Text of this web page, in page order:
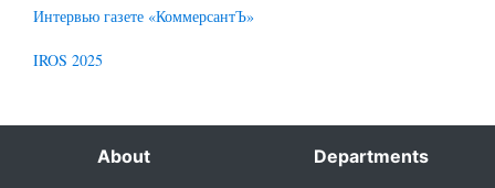
Интервью газете «КоммерсантЪ»
IROS 2025
About Departments